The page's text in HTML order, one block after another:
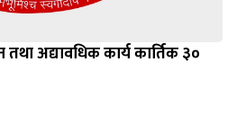
अद्यावधिक कार्य कार्तिक ३०